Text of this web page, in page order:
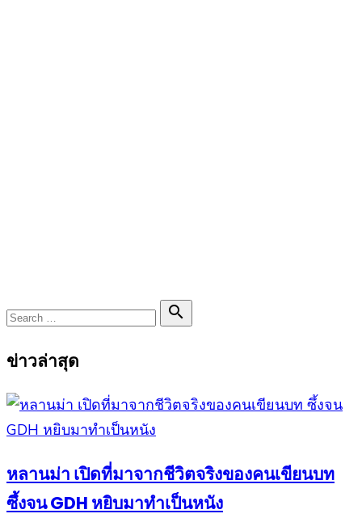
Search

Search
ข่าวล่าสุด
หลานม่า เปิดที่มาจากชีวิตจริงของคนเขียนบท
ซึ้งจน GDH หยิบมาทำเป็นหนัง